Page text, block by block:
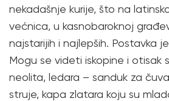
nekadašnje kurije, što na
većnica, u kasnobaroknoj
najstarijih i najlepših. Postavka
Mogu se videti iskopine i otisak
neolita, ledara – sanduk za
struje, kapa zlatara koju su